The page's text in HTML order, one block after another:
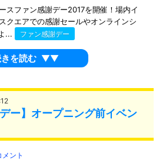
スファン感謝デー2017を開催！場内イ
クエアでの感謝セールやオンラインシ
...
ファン感謝デー
を読む ▼▼
デー】オープニング前イベン
メント